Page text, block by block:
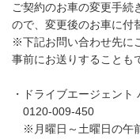
ご契約のお車の変更手続
ので、変更後のお車に付
※下記お問い合わせ先に
事前にお送りすることも
・ドライブエージェン
0120-009-450
※月曜日～土曜日の午